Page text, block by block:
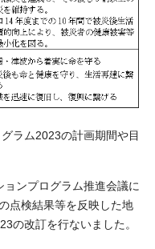
ラム2023の計画期間や目
ンプログラム推進会議に
点検結果等を反映した地
の改訂を行ないました。